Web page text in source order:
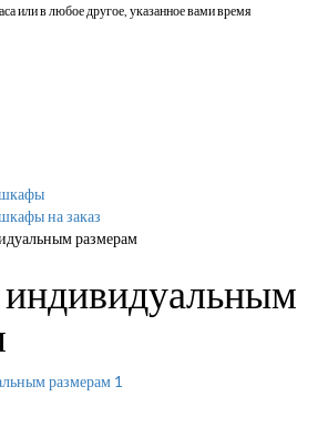
или в любое другое, указанное вами время
на заказ
размерам